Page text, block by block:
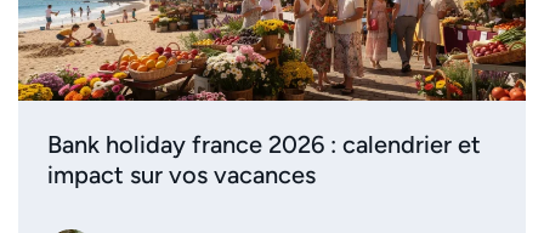
Bank holiday france 2026 : calendrier et
impact sur vos vacances